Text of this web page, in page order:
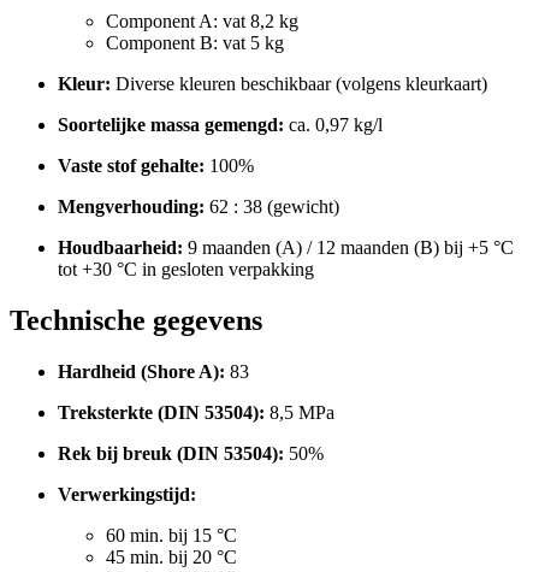
Component A: vat 8,2 kg
Component B: vat 5 kg
Kleur: Diverse kleuren beschikbaar (volgens kleurkaart)
Soortelijke massa gemengd: ca. 0,97 kg/l
Vaste stof gehalte: 100%
Mengverhouding: 62 : 38 (gewicht)
Houdbaarheid: 9 maanden (A) / 12 maanden (B) bij +5 °C
tot +30 °C in gesloten verpakking
Technische gegevens
Hardheid (Shore A): 83
Treksterkte (DIN 53504): 8,5 MPa
Rek bij breuk (DIN 53504): 50%
Verwerkingstijd:
60 min. bij 15 °C
45 min. bij 20 °C